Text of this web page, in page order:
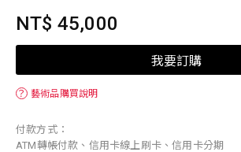
NT$ 45,000
我要訂購
？ 藝術品購買說明
付款方式：
ATM轉帳付款、信用卡線上刷卡、信用卡分期